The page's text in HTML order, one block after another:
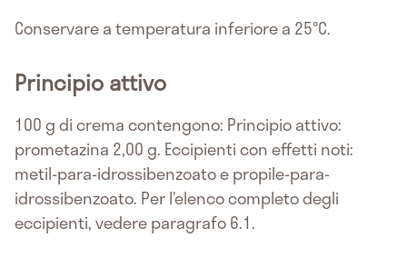
Conservare a temperatura inferiore a 25°C.
Principio attivo
100 g di crema contengono: Principio attivo:
prometazina 2,00 g. Eccipienti con effetti noti:
metil-para-idrossibenzoato e propile-para-
idrossibenzoato. Per l’elenco completo degli
eccipienti, vedere paragrafo 6.1.